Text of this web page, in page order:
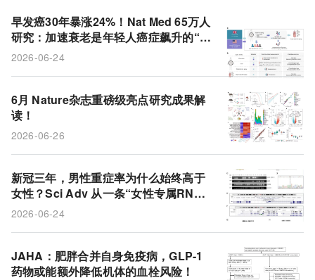
GWAS
BIRC3 类器官模型
RIPK1通路
克罗恩病
人群队列
衰老
癌细胞
2型糖尿病
GLP-1受体激动剂
风险 测序数据
嵌合RNA
UBA1-CDK16
癌症
早发癌30年暴涨24%！Nat Med 65万人
研究：加速衰老是年轻人癌症飙升的“隐
形推手”
2026-06-24
6月 Nature杂志重磅级亮点研究成果解
读！
2026-06-26
新冠三年，男性重症率为什么始终高于
女性？Sci Adv 从一条“女性专属RN
A”里找到了线索
2026-06-24
JAHA：肥胖合并自身免疫病，GLP-1
药物或能额外降低机体的血栓风险！